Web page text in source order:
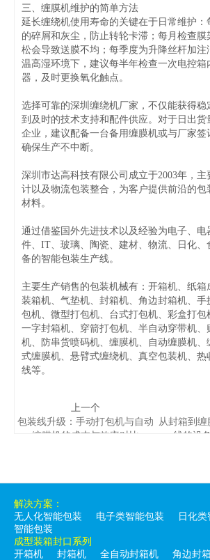
三、缠膜机维护的简单方法
延长缠绕机使用寿命的关键在于日常维护
的碎屑和灰尘，防止转轮卡滞；每月检查膜
松会导致送膜不均；每季度为升降丝杆加注
温高湿环境下，建议每半年检查一次电控箱
器，及时更换氧化触点。
选择可靠的深圳缠绕机厂家，不仅能获得稳
到及时的技术支持和配件供应。对于日出货
企业，建议配备一台备用缠膜机或与厂家签
确保生产不中断。
深圳市达高科技有限公司成立于2003年，
计以及物流包装整合，为客户提供前沿的包
材料。
通过借鉴国外先进技术以及经验为电子、电
件、IT、玻璃、陶瓷、建材、物流、日化、
备的智能包装生产线。
主要生产销售的包装机械有：开箱机、纸箱
装箱机、气垫机、封箱机、角边封箱机、手
包机、微型打包机、台式打包机、彩盒打包
一字封箱机、穿箭打包机、半自动穿带机、
机、防串货喷码机、缠膜机、自动缠膜机、
式缠膜机、悬臂式缠绕机、真空包装机、热
线等。
上一个
包装线升级：手动打包机与自动
缠膜机的成本与效率对比
从封箱到
线的设
解决方案：
无人化智能包装
电子类智能包装 日化类
智能包装
成型装箱封口系列
开箱机
封箱机 全自动封箱机 角边封